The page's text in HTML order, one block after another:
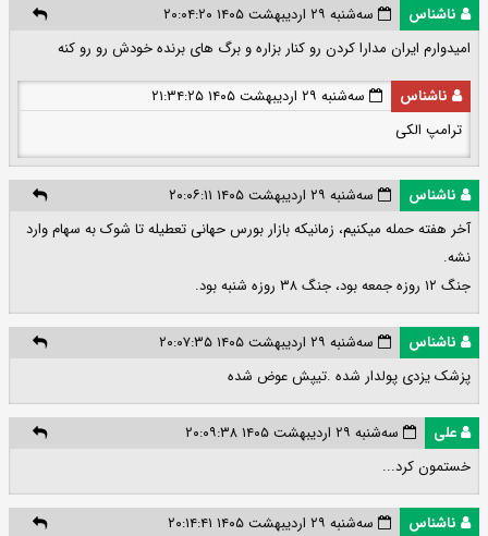
ناشناس
سه‌شنبه ۲۹ اردیبهشت ۱۴۰۵ ۲۰:۰۴:۲۰
امیدوارم ایران مدارا کردن رو کنار بزاره و برگ های برنده خودش رو رو کنه
ناشناس
سه‌شنبه ۲۹ اردیبهشت ۱۴۰۵ ۲۱:۳۴:۲۵
ترامپ الکی
ناشناس
سه‌شنبه ۲۹ اردیبهشت ۱۴۰۵ ۲۰:۰۶:۱۱
آخر هفته حمله میکنیم، زمانیکه بازار بورس حهانی تعطیله تا شوک به سهام وارد
نشه.
جنگ ۱۲ روزه جمعه بود، جنگ ۳۸ روزه شنبه بود.
ناشناس
سه‌شنبه ۲۹ اردیبهشت ۱۴۰۵ ۲۰:۰۷:۳۵
پزشک یزدی پولدار شده .تیپش عوض شده
علی
سه‌شنبه ۲۹ اردیبهشت ۱۴۰۵ ۲۰:۰۹:۳۸
خستمون کرد...
ناشناس
سه‌شنبه ۲۹ اردیبهشت ۱۴۰۵ ۲۰:۱۴:۴۱